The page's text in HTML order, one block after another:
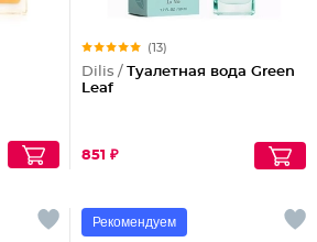
(13)
Dilis / Туалетная вода Green
Leaf
851 ₽
Рекомендуем